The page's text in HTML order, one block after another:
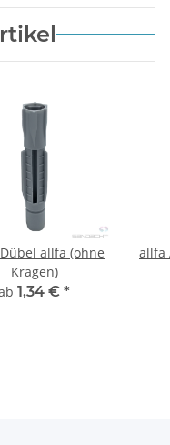
allfa (ohne
Kragen)
1,34 € *
allfa